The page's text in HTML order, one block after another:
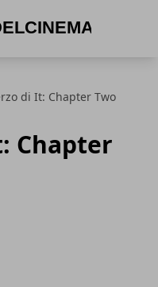
di It: Chapter Two
Chapter